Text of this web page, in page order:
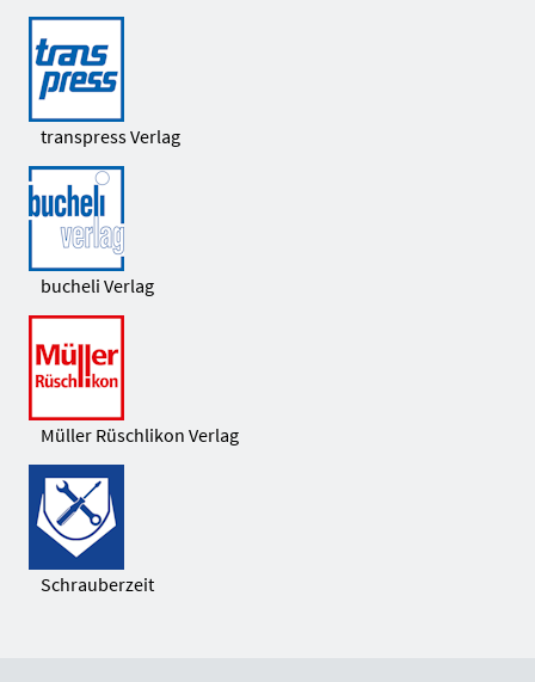
transpress Verlag
bucheli Verlag
Müller Rüschlikon Verlag
Schrauberzeit